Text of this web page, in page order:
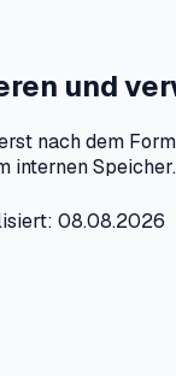
und
nach dem
08.08.2026